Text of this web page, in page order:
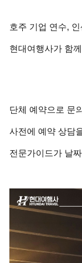
호주 기업 연수,
현대여행사가 함
단체 예약으로 문
사전에 예약 상담
전문가이드가 날